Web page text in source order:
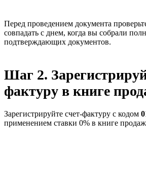
Перед проведением документа
совпадать с днем, когда вы собрали
подтверждающих документов.
Шаг 2.
фактуру в книге
Зарегистрируйте счет-фактуру с кодом
применением ставки 0% в книге